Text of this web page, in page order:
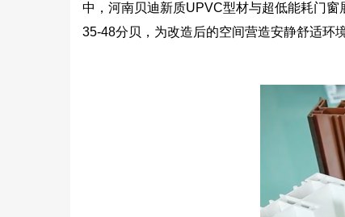
中，河南贝迪新质UPVC型材与超低能耗门
35-48分贝，为改造后的空间营造安静舒适环